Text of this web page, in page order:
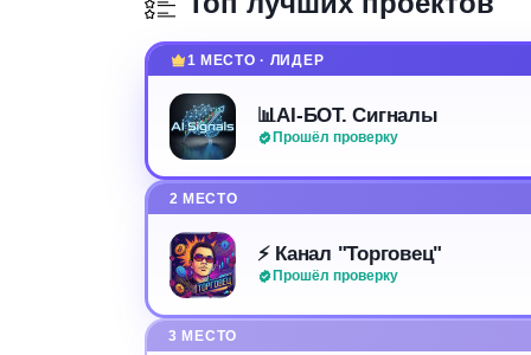
1 МЕСТО · ЛИДЕР
📊AI-БОТ. Сигналы
Прошёл проверку
2 МЕСТО
⚡️ Канал "Торговец"
Прошёл проверку
3 МЕСТО